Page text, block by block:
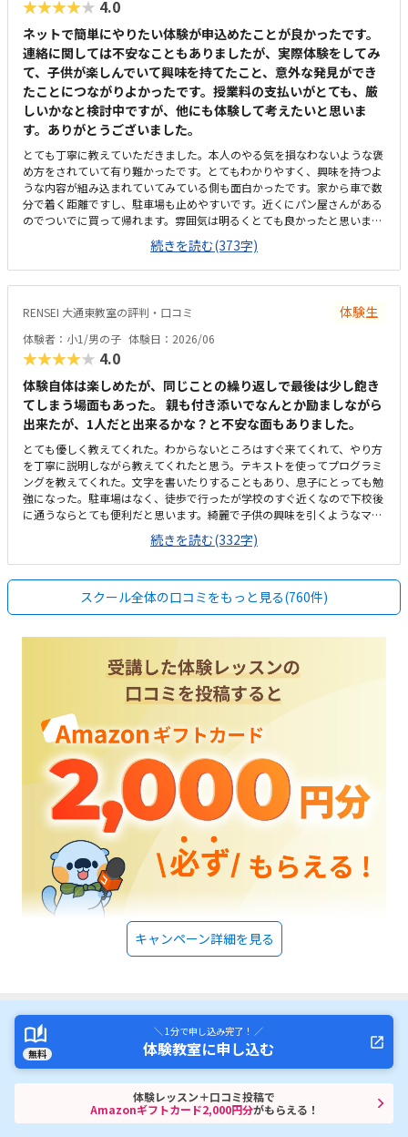
★★★★★ 4.0
ネットで簡単にやりたい体験が申込めたことが良かったです。
連絡に関しては不安なこともありましたが、実際体験をしてみ
て、子供が楽しんでいて興味を持てたこと、意外な発見ができ
たことにつながりよかったです。授業料の支払いがとても、厳
しいかなと検討中ですが、他にも体験して考えたいと思いま
す。ありがとうございました。
とても丁寧に教えていただきました。本人のやる気を損なわないような褒
め方をされていて有り難かったです。とてもわかりやすく、興味を持つよ
うな内容が組み込まれていてみている側も面白かったです。家から車で数
分で着く距離ですし、駐車場も止めやすいです。近くにパン屋さんがある
のでついでに買って帰れます。雰囲気は明るくとても良かったと思いま
す。ただ、エアコンはついていたと思いますが、暑くて汗をかきました。
夏場はきついような気がします。料金が想像以上に高額だったのが残念で
した。いますぐにでもさせたい気持ちはありますが、考えたい料金です。
先生が明るく、とても優しい方ばかりでした。子供が人見知りがあります
が馴染めていました。席も広く作業がしやすく、座りやすい席でした。興
味のあるマイクラで、更に初めて触ったパソコンにもかかわらず、スムー
ズにこなしていました。
続きを読む(373字)
RENSEI 大通東教室の評判・口コミ 体験生
体験者：小1/男の子 体験日：2026/06
★★★★★ 4.0
体験自体は楽しめたが、同じことの繰り返しで最後は少し飽き
てしまう場面もあった。 親も付き添いでなんとか励ましながら
出来たが、1人だと出来るかな？と不安な面もありました。
とても優しく教えてくれた。わからないところはすぐ来てくれて、やり方
を丁寧に説明しながら教えてくれたと思う。テキストを使ってプログラミ
ングを教えてくれた。文字を書いたりすることもあり、息子にとっても勉
強になった。駐車場はなく、徒歩で行ったが学校のすぐ近くなので下校後
に通うならとても便利だと思います。綺麗で子供の興味を引くようなマイ
クラのものなどもあり低学年でも抵抗なく通えそうなクラスの雰囲気でし
た。あまり説明がなかったのでわからないが、月額は一般的な価格だっ
た。ただ年間でかかる設備費や教材費などを含めると少し高めだなと感じ
たマイクラを使っての授業だったのでとても楽しそうに受けられた。勉強
嫌いでもすんなり始められたので、勉強に苦手意識がある子でも楽しめる
と思う
続きを読む(332字)
スクール全体の口コミをもっと見る(760件)
キャンペーン詳細を見る
無料
＼ 1分で申し込み完了！ ／
体験教室に申し込む
体験レッスン＋口コミ投稿で
Amazonギフトカード2,000円分がもらえる！